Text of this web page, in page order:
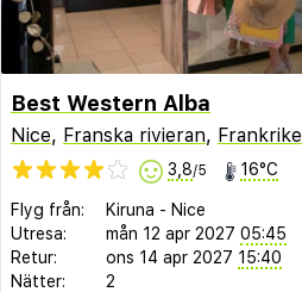
Best Western Alba
Nice, Franska rivieran, Frankrike
3,8/5 16°C
Flyg från: Kiruna - Nice
Utresa:
mån 12 apr 2027 05:45
Retur:
ons 14 apr 2027 15:40
Nätter:
2